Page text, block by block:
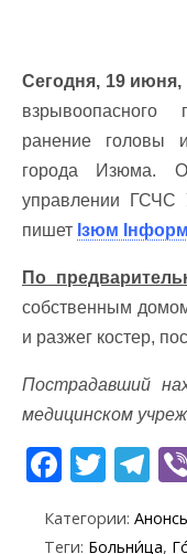
Сегодня, 19 июня,
взрывоопасного
ранение головы
города Изюма.
управлении ГСЧС
пишет Ізюм
По
собственным
и разжег костер,
Пострадавший
медицинском
F
e
T
itt
T
e
Категории:
Теги: Больни́ца,